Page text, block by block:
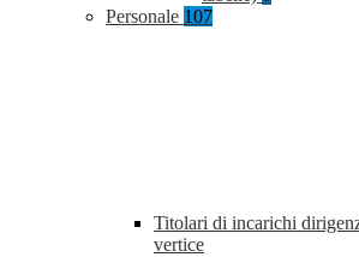
Personale 107
Titolari di incarichi
vertice